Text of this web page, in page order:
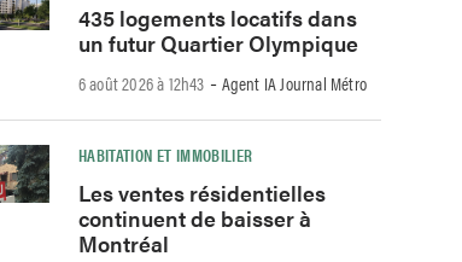
435 logements locatifs dans
un futur Quartier Olympique
6 août 2026 à 12h43 -Agent IA Journal Métro
HABITATION ET IMMOBILIER
Les ventes résidentielles
continuent de baisser à
Montréal